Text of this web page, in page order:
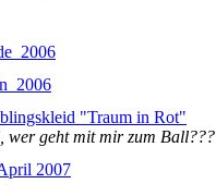
"Traum in Rot"
wer geht mit mir zum Ball???
2007